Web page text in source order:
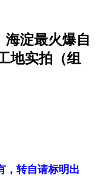
海淀最火爆自
地实拍（组
，转自请标明出